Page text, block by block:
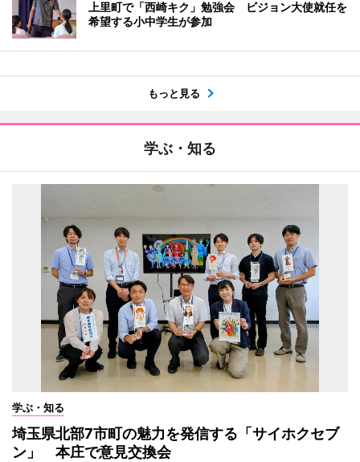
上里町で「西崎キク」勉強会 ビジョン大使就任を
希望する小中学生が参加
もっと見る
学ぶ・知る
学ぶ・知る
埼玉県北部7市町の魅力を発信する「サイホクセブ
ン」 本庄で意見交換会